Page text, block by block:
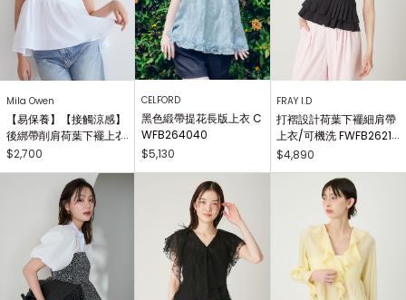
Mila Owen
【易保養】【接觸涼感】
後綁帶削肩荷葉下襬上衣
09WFT264902
$2,700
CELFORD
黑色緞帶提花長版上衣 C
WFB264040
$5,130
FRAY I.D
打褶設計荷葉下襬細肩帶
上衣/可機洗 FWFB26210
9
$4,890